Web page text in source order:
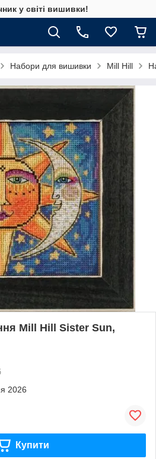
у світі вишивки!
Набори для вишивки Mill Hill
Mill Hill Sister Sun,
2026
Купити